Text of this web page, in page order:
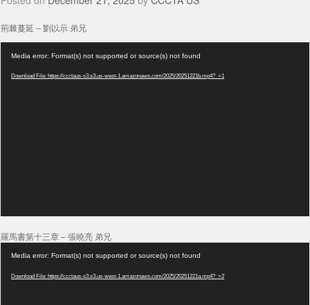
荊棘蔓延 – 劉以示 弟兄
Player
Media error: Format(s) not supported or source(s) not found
Download File: https://ccctaus-s3.s3.us-west-1.amazonaws.com/2025/20251221b.mp4?_=1
羅馬書第十三章 – 張曉亮 弟兄
Player
Media error: Format(s) not supported or source(s) not found
Download File: https://ccctaus-s3.s3.us-west-1.amazonaws.com/2025/20251221a.mp4?_=2